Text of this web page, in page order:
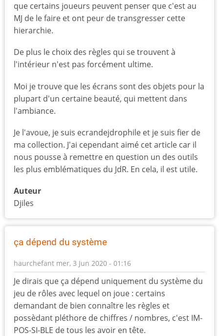
que certains joueurs peuvent penser que c'est au
MJ de le faire et ont peur de transgresser cette
hierarchie.
De plus le choix des règles qui se trouvent à
l'intérieur n'est pas forcément ultime.
Moi je trouve que les écrans sont des objets pour la
plupart d'un certaine beauté, qui mettent dans
l'ambiance.
Je l'avoue, je suis ecrandejdrophile et je suis fier de
ma collection. J'ai cependant aimé cet article car il
nous pousse à remettre en question un des outils
les plus emblématiques du JdR. En cela, il est utile.
Auteur
Djiles
ça dépend du système
haurchefant mer, 3 Jun 2020 - 01:16
Je dirais que ça dépend uniquement du système du
jeu de rôles avec lequel on joue : certains
demandant de bien connaître les règles et
possèdant pléthore de chiffres / nombres, c'est IM-
POS-SI-BLE de tous les avoir en tête.